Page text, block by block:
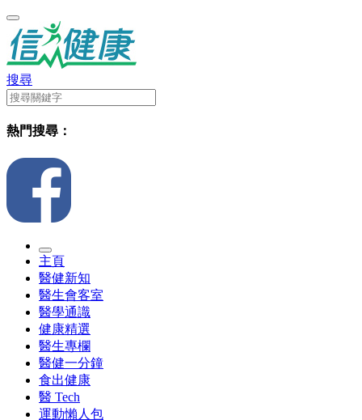
搜尋
熱門搜尋：
主頁
醫健新知
醫生會客室
醫學通識
健康精選
醫生專欄
醫健一分鐘
食出健康
醫 Tech
運動懶人包